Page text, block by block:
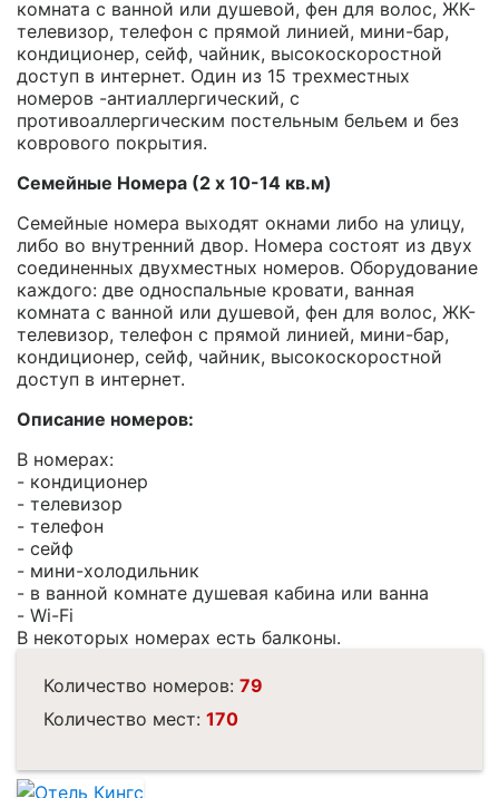
комната с ванной или душевой, фен для волос, ЖК-
телевизор, телефон с прямой линией, мини-бар,
кондиционер, сейф, чайник, высокоскоростной
доступ в интернет. Один из 15 трехместных
номеров -антиаллергический, с
противоаллергическим постельным бельем и без
коврового покрытия.
Семейные Номера (2 х 10-14 кв.м)
Семейные номера выходят окнами либо на улицу,
либо во внутренний двор. Номера состоят из двух
соединенных двухместных номеров. Оборудование
каждого: две односпальные кровати, ванная
комната с ванной или душевой, фен для волос, ЖК-
телевизор, телефон с прямой линией, мини-бар,
кондиционер, сейф, чайник, высокоскоростной
доступ в интернет.
Описание номеров:
В номерах:
- кондиционер
- телевизор
- телефон
- сейф
- мини-холодильник
- в ванной комнате душевая кабина или ванна
- Wi-Fi
В некоторых номерах есть балконы.
Количество номеров: 79
Количество мест: 170